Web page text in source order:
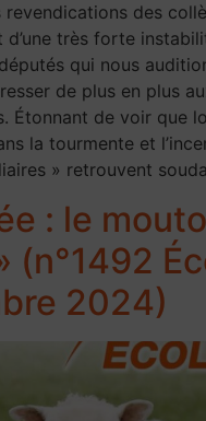
des
d’une très forte
qui nous
de plus en plus
Étonnant de voir que
la tourmente et
» retrouvent
: le
(n°1492
2024)